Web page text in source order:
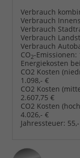
Verbrauch
Verbrauch
Verbrauch
Verbrauch
Verbrauch
CO2-Emissionen:
Energiekosten
CO2 Kosten
1.098,- €
CO2 Kosten
2.607,75 €
CO2 Kosten
4.026,- €
Jahressteuer: